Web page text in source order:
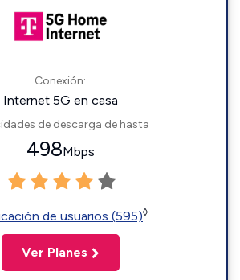
Conexión:
Internet 5G en casa
de descarga de hasta
498Mbps
de usuarios (595)◊
Ver Planes